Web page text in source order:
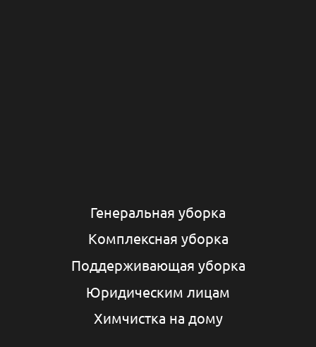
Генеральная уборка
Комплексная уборка
Поддерживающая уборка
Юридическим лицам
Химчистка на дому